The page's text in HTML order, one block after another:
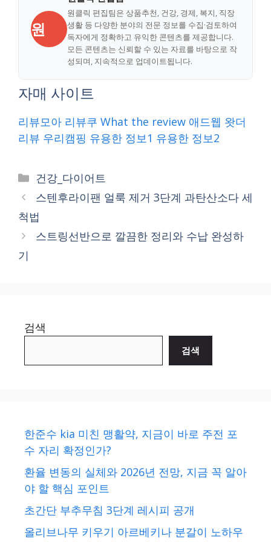
원
원클릭 편집팀은 상품추천, 건강, 경제, 복지, 직장
생활 등 다양한 분야의 전문 정보를 수집·검토하여
독자에게 정확하고 유익한 콘텐츠를 제공합니다.
모든 콘텐츠는 신뢰할 수 있는 자료를 바탕으로 작
성되며, 지속적으로 업데이트됩니다.
자매 사이트
리뷰모아 리뷰쿠 What the review 애드웹 왓더
리뷰 우리캠핑 유용한 정보1 유용한 정보2
Categories
건강_다이어트
스텐후라이팬 얼룩 제거 3단계 과탄산소다 세
척법
스트링선반으로 깔끔한 정리와 수납 완성하
기
검색
검색
한준수 kia 미친 맹활약, 지금이 바로 주전 포
수 자리 확정인가?
환율 변동의 실체와 2026년 전망, 지금 꼭 알아
야 할 핵심 포인트
초간단 부추무침 3단계 레시피 공개
올리브나무 키우기 아르베키나 분갈이 노하우